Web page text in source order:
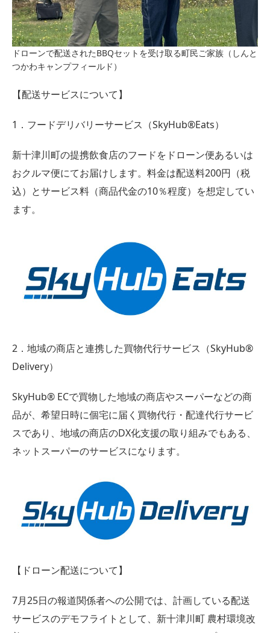
ドローンで配送されたBBQセットを受け取る町民ご家族（しんと
つかわキャンプフィールド）
【配送サービスについて】
1．フードデリバリーサービス（SkyHub®Eats）
新十津川町の提携飲食店のフードをドローン便あるいは
おクルマ便にてお届けします。料金は配送料200円（税
込）とサービス料（商品代金の10％程度）を想定してい
ます。
2．地域の商店と連携した買物代行サービス（SkyHub®
Delivery）
SkyHub® ECで買物した地域の商店やスーパーなどの商
品が、希望日時に個宅に届く買物代行・配達代行サービ
スであり、地域の商店のDX化支援の取り組みでもある、
ネットスーパーのサービスになります。
【ドローン配送について】
7月25日の報道関係者への公開では、計画している配送
サービスのデモフライトとして、新十津川町 農村環境改